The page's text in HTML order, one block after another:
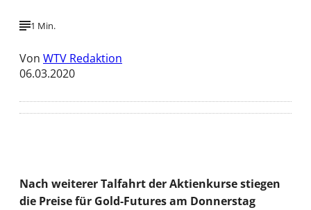
1 Min.
Von WTV Redaktion
06.03.2020
Nach weiterer Talfahrt der Aktienkurse stiegen
die Preise für Gold-Futures am Donnerstag